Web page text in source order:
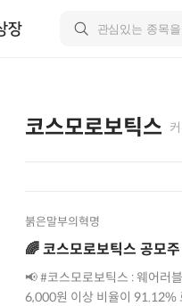
코스모로보틱스
붉은말부의혁명
🌈 코스모로보틱스 공모
📢 #코스모로보틱스 : 웨어러블 로봇 전문기업 ✅ 기관 단순 경쟁률은 기관 단순 경쟁률은
6,000원 이상 비율이 91.12% 로 6,000 원 공모가 확정 ✅ 유통가능 물량은